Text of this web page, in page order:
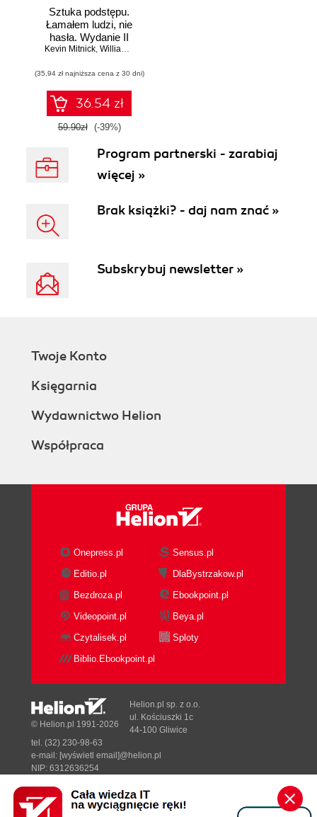
Sztuka podstępu.
Łamałem ludzi, nie
hasła. Wydanie II
Kevin Mitnick, William L. Simon
(35,94 zł najniższa cena z 30 dni)
36.54 zł
59.90zł (-39%)
Program partnerski - zarabiaj
więcej »
Brak książki? - daj nam znać »
Subskrybuj newsletter »
Twoje Konto
Księgarnia
Wydawnictwo Helion
Współpraca
Onepress.pl
Sensus.pl
Editio.pl
DlaBystrzakow.pl
Bezdroza.pl
Ebookpoint.pl
Videopoint.pl
Beya.pl
Czytalisek.pl
Sploty
Biblio.Ebookpoint.pl
Designed with ♥ byTonik.pl
© Helion.pl 1991-2026
Helion.pl sp. z o.o.
ul. Kościuszki 1c
44-100 Gliwice
tel. (32) 230-98-63
e-mail: [wyświetl email]@helion.pl
NIP: 6312636254